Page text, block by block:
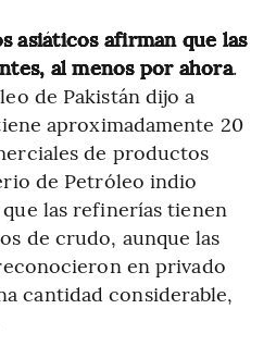
asiáticos afirman que las
al menos por ahora.
de Pakistán dijo a
aproximadamente 20
de productos
de Petróleo indio
las refinerías tienen
de crudo, aunque las
en privado
cantidad considerable,